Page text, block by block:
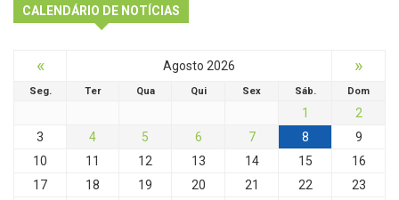
CALENDÁRIO DE NOTÍCIAS
« Agosto 2026 »
Seg. Ter Qua Qui Sex Sáb. Dom
1
2
3
4 5 6 7 8
9
10
11 12 13 14 15
16
17
18 19 20 21 22
23